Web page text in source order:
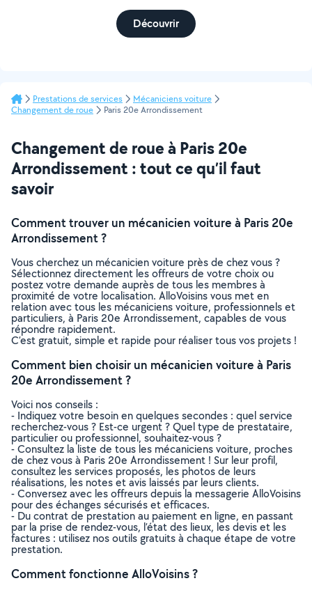
Découvrir
Prestations de services
Mécaniciens voiture
Changement de roue
Paris 20e Arrondissement
Changement de roue à Paris 20e
Arrondissement : tout ce qu’il faut
savoir
Comment trouver un mécanicien voiture à Paris 20e
Arrondissement ?
Vous cherchez un mécanicien voiture près de chez vous ?
Sélectionnez directement les offreurs de votre choix ou
postez votre demande auprès de tous les membres à
proximité de votre localisation. AlloVoisins vous met en
relation avec tous les mécaniciens voiture, professionnels et
particuliers, à Paris 20e Arrondissement, capables de vous
répondre rapidement.
C’est gratuit, simple et rapide pour réaliser tous vos projets !
Comment bien choisir un mécanicien voiture à Paris
20e Arrondissement ?
Voici nos conseils :
- Indiquez votre besoin en quelques secondes : quel service
recherchez-vous ? Est-ce urgent ? Quel type de prestataire,
particulier ou professionnel, souhaitez-vous ?
- Consultez la liste de tous les mécaniciens voiture, proches
de chez vous à Paris 20e Arrondissement ! Sur leur profil,
consultez les services proposés, les photos de leurs
réalisations, les notes et avis laissés par leurs clients.
- Conversez avec les offreurs depuis la messagerie AlloVoisins
pour des échanges sécurisés et efficaces.
- Du contrat de prestation au paiement en ligne, en passant
par la prise de rendez-vous, l’état des lieux, les devis et les
factures : utilisez nos outils gratuits à chaque étape de votre
prestation.
Comment fonctionne AlloVoisins ?